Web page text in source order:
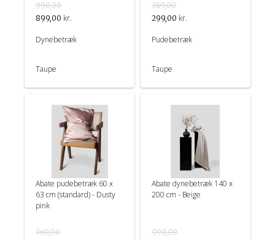
990,00
899,00 kr.
Dynebetræk
Taupe
369,00
299,00 kr.
Pudebetræk
Taupe
Abate pudebetræk 60 x
63 cm (standard) - Dusty
pink
369,00
Abate dynebetræk 140 x
200 cm - Beige
990,00